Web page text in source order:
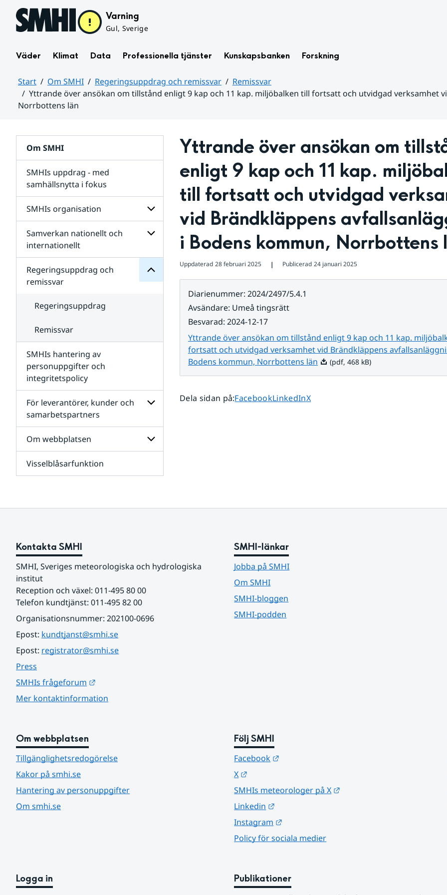
Hoppa till sidans innehåll Varning
Gul, Sverige
Väder Klimat Data Professionella tjänster Kunskapsbanken Forskning
Start Om SMHI Regeringsuppdrag och remissvar
Remissvar
Yttrande över ansökan om tillstånd enligt 9 kap och 11 kap. miljöbalken till fortsatt och utvidgad verksamhet
Norrbottens län
Om SMHI
SMHIs uppdrag - med
samhällsnytta i fokus
SMHIs organisation
Undersidor
organisation
Samverkan nationellt och
internationellt
Undersidor
för
Samverkan
internationellt
Regeringsuppdrag och
remissvar
för
Regeringsuppdrag
remissvar
Regeringsuppdrag
Remissvar
SMHIs hantering av
personuppgifter och
integritetspolicy
För leverantörer, kunder och
samarbetspartners
Undersidor
för
och
Om webbplatsen
för
Visselblåsarfunktion
Yttrande över ansökan om
enligt 9 kap och 11 kap.
till fortsatt och utvidgad
vid Brändkläppens
i Bodens kommun, Norrbottens
Uppdaterad 28 februari 2025 ❘ Publicerad 24 januari 2025
Diarienummer: 2024/2497/5.4.1
Avsändare: Umeå tingsrätt
Besvarad: 2024-12-17
Yttrande över ansökan om tillstånd enligt 9 kap och 11 kap.
fortsatt och utvidgad verksamhet vid Brändkläppens
Bodens kommun, Norrbottens länPdf, 468 kB.
(pdf, 468 kB)
Dela sidan på:Dela sidan på
FacebookDela sidan på
LinkedInDela sidan på
X
Kontakta SMHI
SMHI, Sveriges meteorologiska och hydrologiska
institut
Reception och växel: 011-495 80 00
Telefon kundtjänst: 011-495 82 00
Organisationsnummer: 202100-0696
Epost: kundtjanst@smhi.se
Epost: registrator@smhi.se
Press
SMHIs frågeforum
Mer kontaktinformation
SMHI-länkar
Jobba på SMHI
Om SMHI
SMHI-bloggen
SMHI-podden
Om webbplatsen
Tillgänglighetsredogörelse
Kakor på smhi.se
Hantering av personuppgifter
Om smhi.se
Följ SMHI
Facebook
X
SMHIs meteorologer på X
Linkedin
Instagram
Policy för sociala medier
Logga in Publikationer